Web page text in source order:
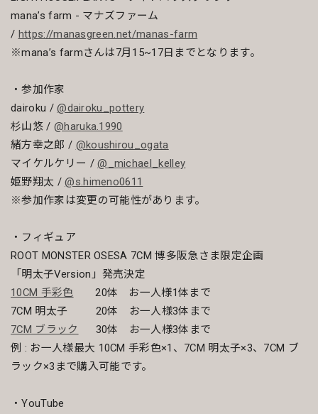
mana’s farm - マナズファーム
/ https://manasgreen.net/manas-farm
※mana’s farmさんは7月15~17日までとなります。
・参加作家
dairoku /@dairoku_pottery
杉山悠 / @haruka.1990
緒方幸之郎 / @koushirou_ogata
マイケルケリー /@_michael_kelley
姫野翔太 /@s.himeno0611
※参加作家は変更の可能性があります。
・フィギュア
ROOT MONSTER OSESA 7CM 博多阪急さま限定企画
「明太子Version」発売決定
10CM 手彩色 20体 お一人様1体まで
7CM 明太子 20体 お一人様3体まで
7CM ブラック
30体 お一人様3体まで
例 : お一人様最大 10CM 手彩色×1、7CM 明太子×3、7CM ブ
ラック×3まで購入可能です。
・YouTube